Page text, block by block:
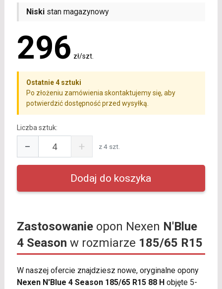
Niskistan magazynowy
296 zł/szt.
Ostatnie 4 sztuki
Po złożeniu zamówienia skontaktujemy się, aby
potwierdzić dostępność przed wysyłką.
Liczba sztuk:
− + z 4 szt.
Zastosowanieopon Nexen N'Blue
4 Season w rozmiarze 185/65 R15
W naszej ofercie znajdziesz nowe, oryginalne opony
Nexen N'Blue 4 Season 185/65 R15 88 Hobjęte 5-